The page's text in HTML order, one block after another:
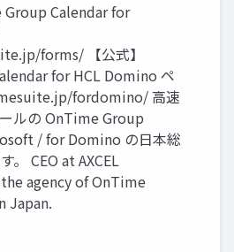
Group Calendar for
forms/ 【公式】
for HCL Domino ペ
fordomino/ 高速
ルの OnTime Group
/ for Domino の日本総
。 CEO at AXCEL
agency of OnTime
Japan.